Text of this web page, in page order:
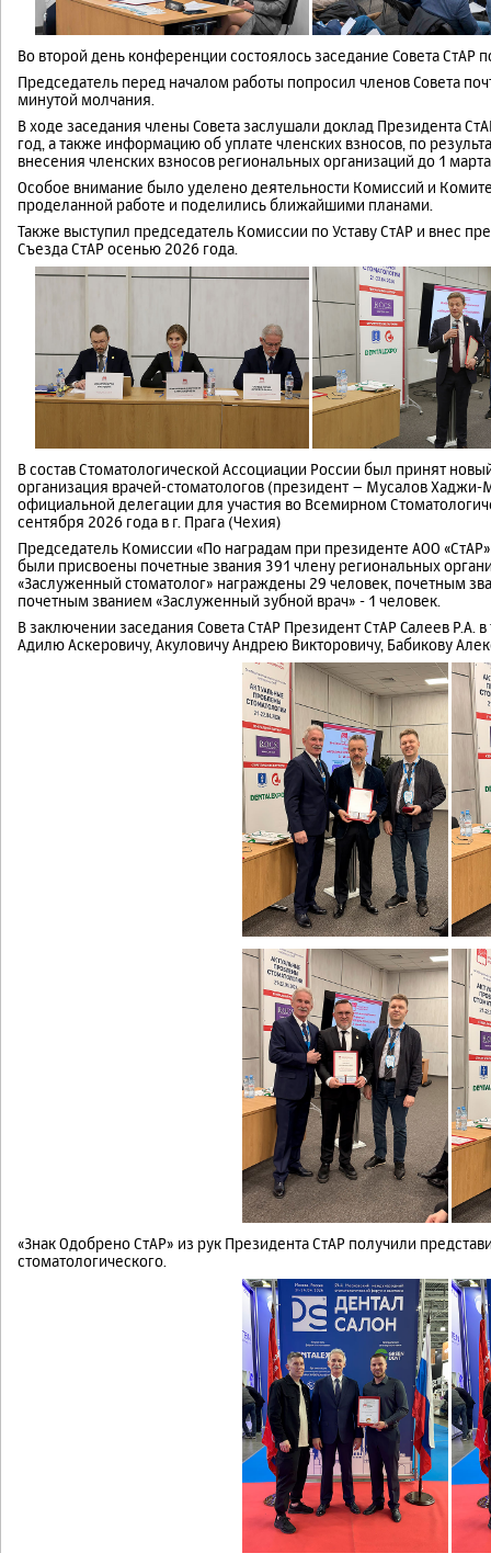
Во второй день конференции состоялось заседание Совета СтАР
Председатель перед началом работы попросил членов Совета
минутой молчания.
В ходе заседания члены Совета заслушали доклад Президента
год, а также информацию об уплате членских взносов, по
внесения членских взносов региональных организаций до 1
Особое внимание было уделено деятельности Комиссий и
проделанной работе и поделились ближайшими планами.
Также выступил председатель Комиссии по Уставу СтАР и внес
Съезда СтАР осенью 2026 года.
В состав Стоматологической Ассоциации России был принят
организация врачей-стоматологов (президент – Мусалов Хаджи-
официальной делегации для участия во Всемирном
сентября 2026 года в г. Прага (Чехия)
Председатель Комиссии «По наградам при президенте АОО
были присвоены почетные звания 391 члену региональных
«Заслуженный стоматолог» награждены 29 человек, почетным
почетным званием «Заслуженный зубной врач» - 1 человек.
В заключении заседания Совета СтАР Президент СтАР Салеев
Адилю Аскеровичу, Акуловичу Андрею Викторовичу, Бабикову
«Знак Одобрено СтАР» из рук Президента СтАР получили
стоматологического.